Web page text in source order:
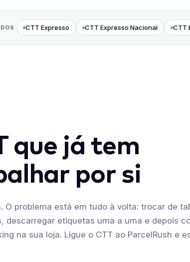
CTT Expresso CTT Expresso Nacional CTT
que já tem
por si
O problema está em tudo à volta: trocar de
descarregar etiquetas uma a uma e depois
na sua loja. Ligue o CTT ao ParcelRush e